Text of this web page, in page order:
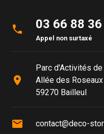
phone 03 66 88
Appel non surtaxé
place
Parc d'Activités
Allée des Roseaux
59270 Bailleul
mail contact@deco-